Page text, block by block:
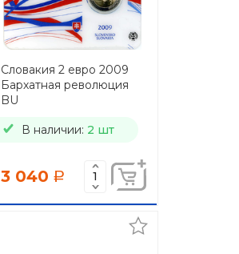
Словакия 2 евро 2009
Бархатная революция
BU
В наличии: 2 шт
3 040 a